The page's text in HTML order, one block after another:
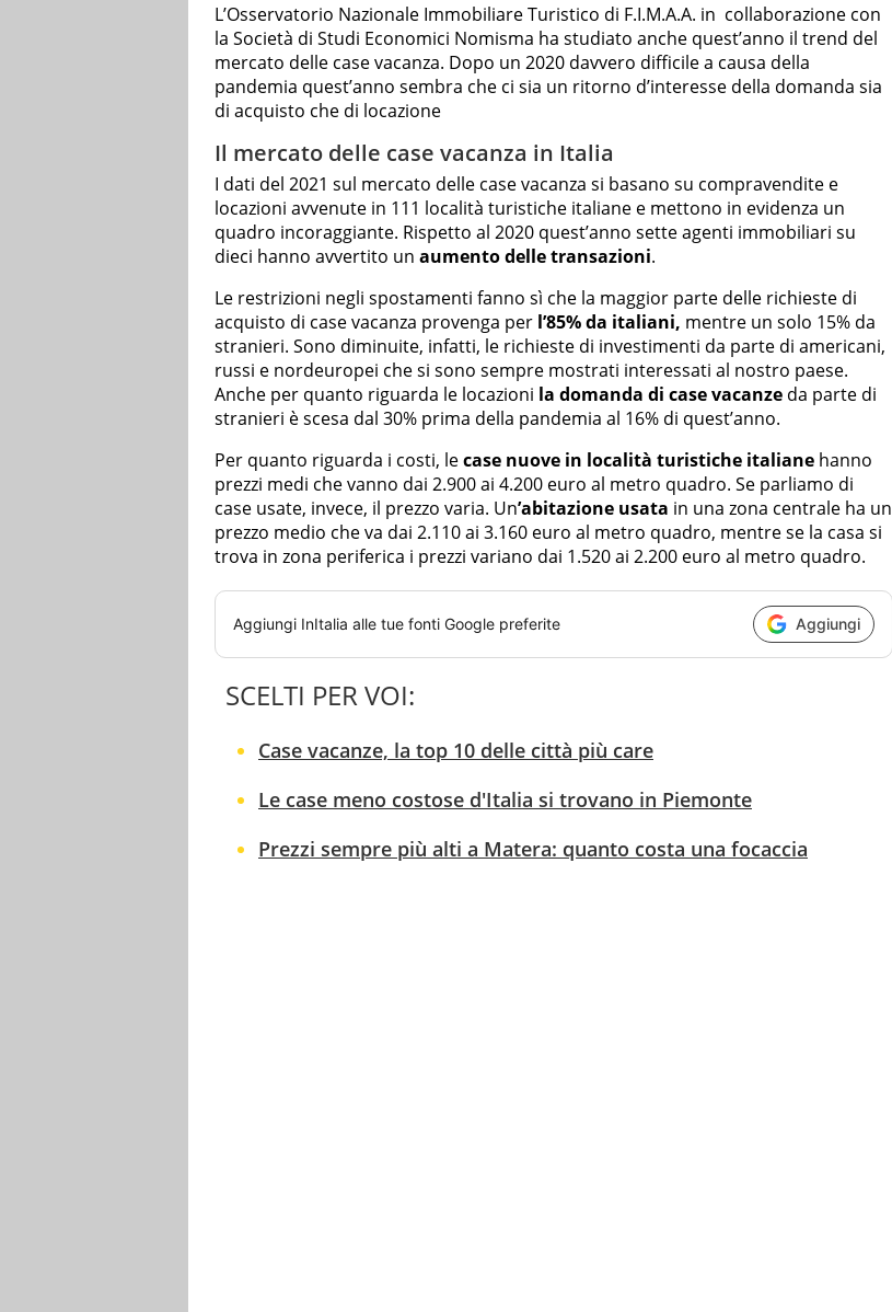
L’Osservatorio Nazionale Immobiliare Turistico di F.I.M.A.A. in collaborazione con
la Società di Studi Economici Nomisma ha studiato anche quest’anno il trend del
mercato delle case vacanza. Dopo un 2020 davvero difficile a causa della
pandemia quest’anno sembra che ci sia un ritorno d’interesse della domanda sia
di acquisto che di locazione
Il mercato delle case vacanza in Italia
I dati del 2021 sul mercato delle case vacanza si basano su compravendite e
locazioni avvenute in 111 località turistiche italiane e mettono in evidenza un
quadro incoraggiante. Rispetto al 2020 quest’anno sette agenti immobiliari su
dieci hanno avvertito un aumento delle transazioni.
Le restrizioni negli spostamenti fanno sì che la maggior parte delle richieste di
acquisto di case vacanza provenga per l’85% da italiani, mentre un solo 15% da
stranieri. Sono diminuite, infatti, le richieste di investimenti da parte di americani,
russi e nordeuropei che si sono sempre mostrati interessati al nostro paese.
Anche per quanto riguarda le locazioni la domanda di case vacanze da parte di
stranieri è scesa dal 30% prima della pandemia al 16% di quest’anno.
Per quanto riguarda i costi, lecase nuove in località turistiche italiane hanno
prezzi medi che vanno dai 2.900 ai 4.200 euro al metro quadro. Se parliamo di
case usate, invece, il prezzo varia. Un’abitazione usata in una zona centrale ha un
prezzo medio che va dai 2.110 ai 3.160 euro al metro quadro, mentre se la casa si
trova in zona periferica i prezzi variano dai 1.520 ai 2.200 euro al metro quadro.
Aggiungi InItalia alle tue fonti Google preferite Aggiungi
SCELTI PER VOI:
Case vacanze, la top 10 delle città più care
Le case meno costose d'Italia si trovano in Piemonte
Prezzi sempre più alti a Matera: quanto costa una focaccia